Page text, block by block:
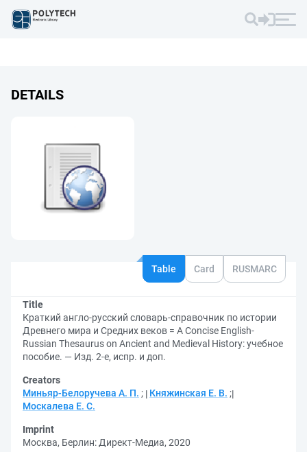
DETAILS
Table Card RUSMARC
Title
Краткий англо-русский словарь-справочник по истории
Древнего мира и Средних веков = A Сoncise English-
Russian Thesaurus on Ancient and Medieval History: учебное
пособие. — Изд. 2-е, испр. и доп.
Creators
Миньяр-Белоручева А. П. ; Княжинская Е. В. ;
Москалева Е. С.
Imprint
Москва, Берлин: Директ-Медиа, 2020